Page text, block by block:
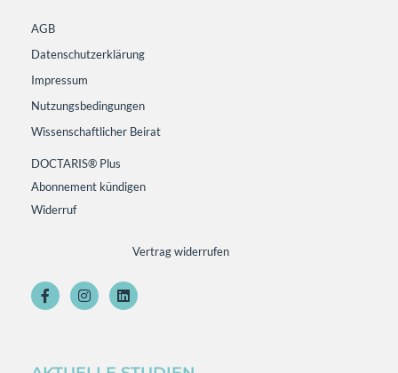
AGB
Datenschutzerklärung
Impressum
Nutzungsbedingungen
Wissenschaftlicher Beirat
DOCTARIS® Plus
Abonnement kündigen
Widerruf
Vertrag widerrufen